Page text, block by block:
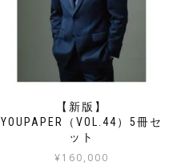
【新版】
YOUPAPER（VOL.44）5冊セ
ット
¥160,000